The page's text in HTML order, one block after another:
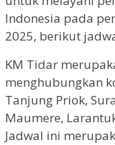
Indonesia pada
2025, berikut
KM Tidar
menghubungkan
Tanjung Priok,
Maumere,
Jadwal ini